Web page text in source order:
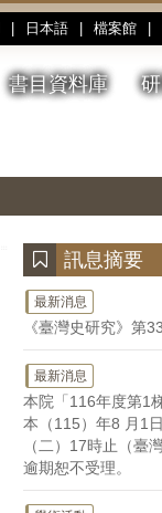
日本語 檔案館
書目資料庫
訊息摘要
最新消息
《臺灣史研究》第
最新消息
本院「116年度第1
本（115）年8 月1
（二）17時止（臺
逾期恕不受理。